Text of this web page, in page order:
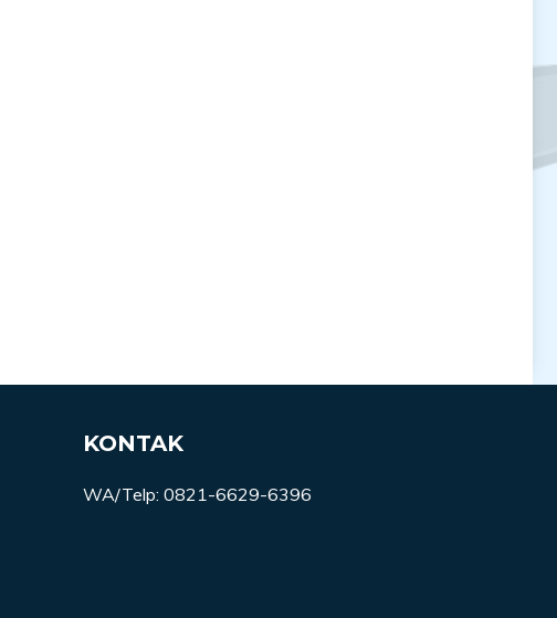
KONTAK
WA/Telp: 0821-6629-6396